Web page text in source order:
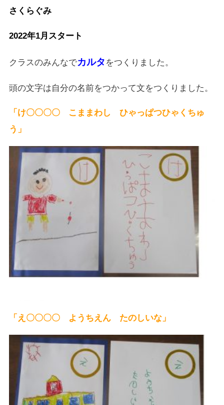
さくらぐみ
2022年1月スタート
クラスのみんなでカルタ をつくりました。
頭の文字は自分の名前をつかって文をつくりました。
「け〇〇〇〇 こままわし ひゃっぱつひゃくちゅ
う」
「え〇〇〇〇 ようちえん たのしいな」